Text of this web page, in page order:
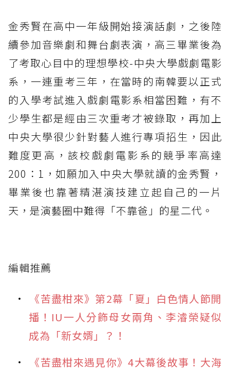
金秀賢在高中一年級開始接演話劇，之後陸
續參加音樂劇和舞台劇表演，高三畢業後為
了考取心目中的理想學校-中央大學戲劇電影
系，一連重考三年，在當時的南韓要以正式
的入學考試進入戲劇電影系相當困難，有不
少學生都是經由三次重考才被錄取，再加上
中央大學很少針對藝人進行專項招生，因此
難度更高，該校戲劇電影系的競爭率高達
200：1，如願加入中央大學就讀的金秀賢，
畢業後也靠著精湛演技建立起自己的一片
天，是演藝圈中難得「不靠爸」的星二代。
編輯推薦
《苦盡柑來》第2幕「夏」白色情人節開
播！IU一人分飾母女兩角、李濬榮疑似
成為「新女婿」？！
《苦盡柑來遇見你》4大幕後故事！大海